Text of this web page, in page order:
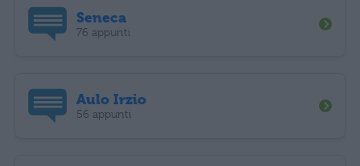
Seneca
76 appunti
Aulo Irzio
56 appunti